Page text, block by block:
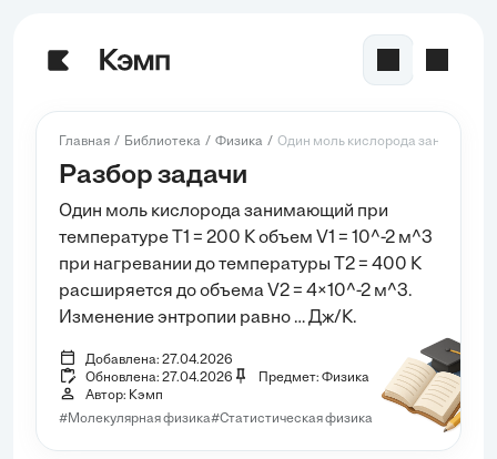
Главная Библиотека Физика Один моль кислорода
Разбор задачи
Один моль кислорода занимающий при
температуре Т1 = 200 К объем V1 = 10^-2 м^3
при нагревании до температуры Т2 = 400 К
расширяется до объема V2 = 4×10^-2 м^3.
Изменение энтропии равно … Дж/К.
Добавлена: 27.04.2026
Обновлена: 27.04.2026
Предмет: Физика
Автор: Кэмп
#Молекулярная физика#Статистическая физика